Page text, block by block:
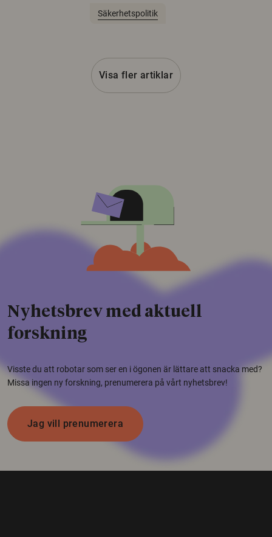
Säkerhetspolitik
Visa fler artiklar
Nyhetsbrev med aktuell
forskning
Visste du att robotar som ser en i ögonen är lättare att snacka med?
Missa ingen ny forskning, prenumerera på vårt nyhetsbrev!
Jag vill prenumerera